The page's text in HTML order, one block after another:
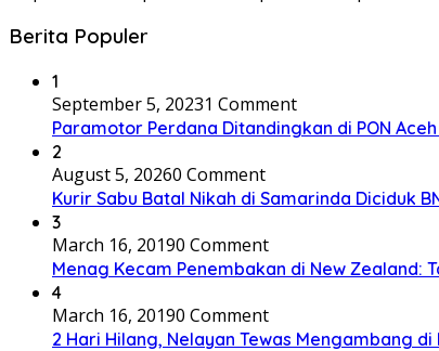
Berita Populer
1
September 5, 20231 Comment
Paramotor Perdana Ditandingkan di PON
2
August 5, 20260 Comment
Kurir Sabu Batal Nikah di Samarinda Diciduk
3
March 16, 20190 Comment
Menag Kecam Penembakan di New Zealand:
4
March 16, 20190 Comment
2 Hari Hilang, Nelayan Tewas Mengambang